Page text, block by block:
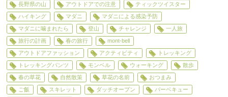
長野県の山
アウトドアでの注意
ティックツイスター
ハイキング
マダニ
マダニによる感染予防
マダニに噛まれたら
登山 チャレンジ
一人旅
旅行の計画
春の旅行
mont-bell
アウトドアファッション
アクティビティ
トレッキング
トレッキングパンツ
モンベル ウォーキング
散歩
春の草花
自然散策 草花の名前
おつまみ
ご飯
スキレット ダッチオーブン
バーベキュー